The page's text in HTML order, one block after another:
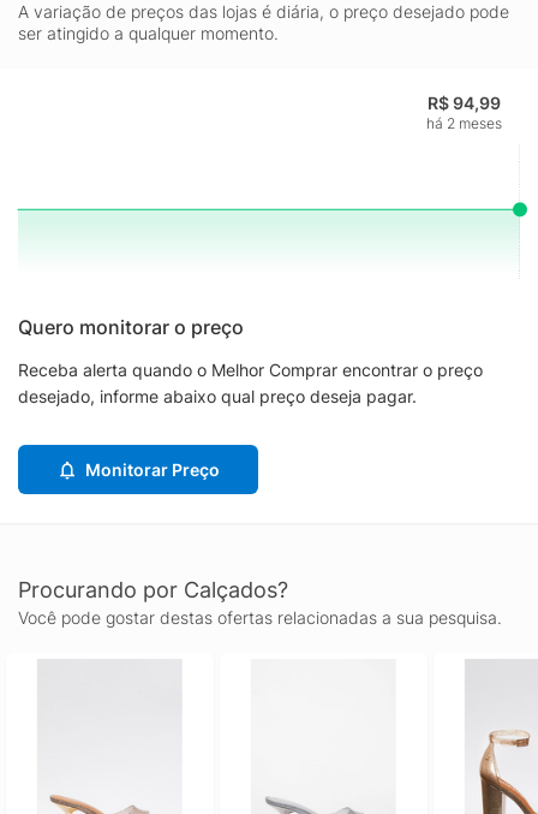
A variação de preços das lojas é diária, o preço desejado pode
ser atingido a qualquer momento.
R$ 94,99
há 2 meses
Quero monitorar o preço
Receba alerta quando o Melhor Comprar encontrar o preço
desejado, informe abaixo qual preço deseja pagar.
Monitorar Preço
Procurando por Calçados?
Você pode gostar destas ofertas relacionadas a sua pesquisa.